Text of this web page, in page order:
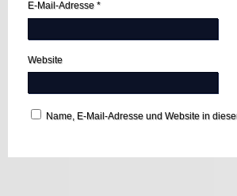
E-Mail-Adresse *
Website
Name, E-Mail-Adresse und Website in